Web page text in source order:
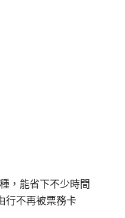
，能省下不少時間
行不再被票務卡